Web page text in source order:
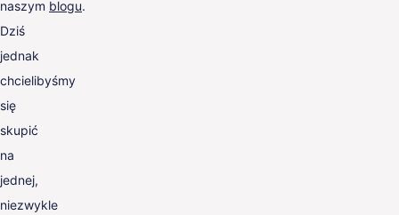
naszym blogu.
Dziś
jednak
chcielibyśmy
się
skupić
na
jednej,
niezwykle